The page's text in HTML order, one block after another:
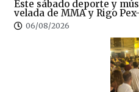
Este sábado deporte y
velada de MMA y Rigo
06/08/2026